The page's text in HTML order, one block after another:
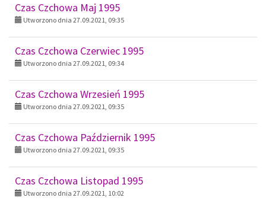
Czas Czchowa Maj 1995
Utworzono dnia 27.09.2021, 09:35
Czas Czchowa Czerwiec 1995
Utworzono dnia 27.09.2021, 09:34
Czas Czchowa Wrzesień 1995
Utworzono dnia 27.09.2021, 09:35
Czas Czchowa Październik 1995
Utworzono dnia 27.09.2021, 09:35
Czas Czchowa Listopad 1995
Utworzono dnia 27.09.2021, 10:02